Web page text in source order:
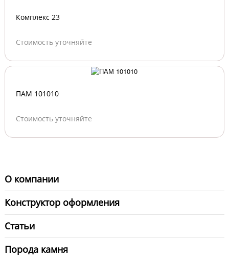
Комплекс 23
Стоимость уточняйте
ПАМ 101010
Стоимость уточняйте
О компании
Конструктор оформления
Статьи
Порода камня